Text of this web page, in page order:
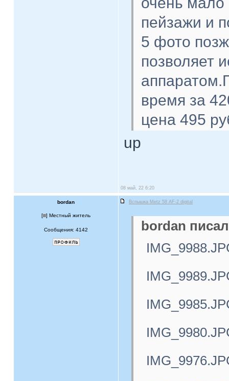
пейзажи и
5 фото
позволяет
время за
цена 495
up
08 май, 22 6:20
bordan Вспышка Metz 58 AF-2 digital
[ ] Местный житель
Сообщения: 4142
bordan